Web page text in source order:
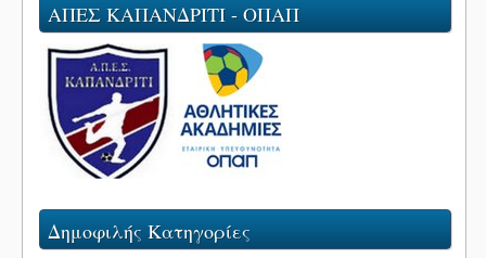
ΑΠΕΣ ΚΑΠΑΝΔΡΙΤΙ - ΟΠΑΠ
Δημοφιλής Κατηγορίες